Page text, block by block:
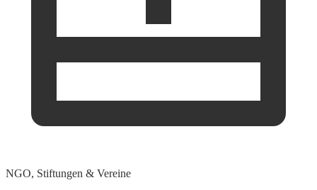
NGO, Stiftungen & Vereine